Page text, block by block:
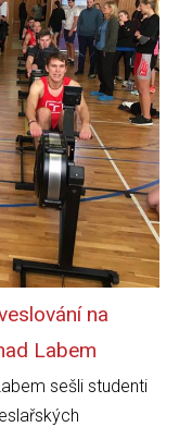
na
Labem
sešli studenti